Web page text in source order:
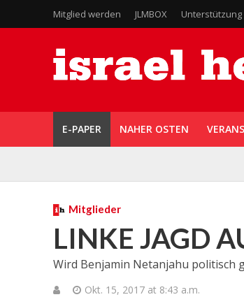
Mitglied werden JLMBOX Unterstützung
E-PAPER NAHER OSTEN
Mitglieder
LINKE JAGD
Wird Benjamin Netanjahu politisch
Okt. 15, 2017 at 8:43 a.m.